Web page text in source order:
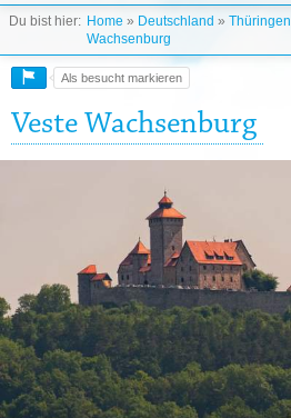
Du bist hier: Home » Deutschland » Thüringen
Wachsenburg
Als besucht markieren
Veste Wachsenburg